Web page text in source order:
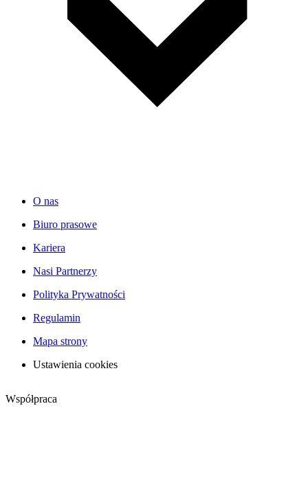
O nas
Biuro prasowe
Kariera
Nasi Partnerzy
Polityka Prywatności
Regulamin
Mapa strony
Ustawienia cookies
Współpraca